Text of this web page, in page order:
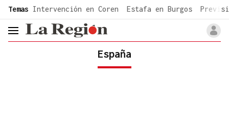
common.go-to-content
Temas Intervención en Coren Estafa en Burgos
header.menu.open
España